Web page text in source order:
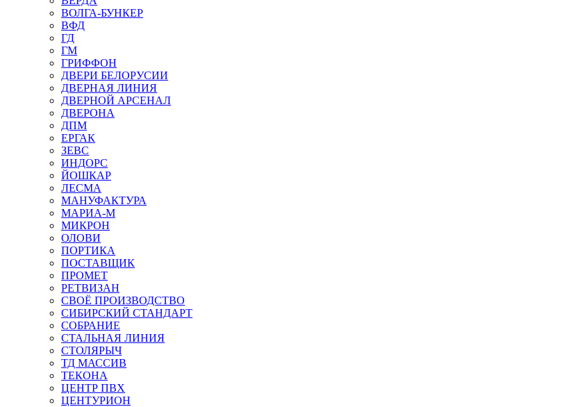
ВОЛГА-БУНКЕР
ВФД
ГД
ГМ
ГРИФФОН
ДВЕРИ БЕЛОРУСИИ
ДВЕРНАЯ ЛИНИЯ
ДВЕРНОЙ АРСЕНАЛ
ДВЕРОНА
ДПМ
ЕРГАК
ЗЕВС
ИНДОРС
ЙОШКАР
ЛЕСМА
МАНУФАКТУРА
МАРИА-М
МИКРОН
ОЛОВИ
ПОРТИКА
ПОСТАВЩИК
ПРОМЕТ
РЕТВИЗАН
СВОЁ ПРОИЗВОДСТВО
СИБИРСКИЙ СТАНДАРТ
СОБРАНИЕ
СТАЛЬНАЯ ЛИНИЯ
СТОЛЯРЫЧ
ТД МАССИВ
ТЕКОНА
ЦЕНТР ПВХ
ЦЕНТУРИОН